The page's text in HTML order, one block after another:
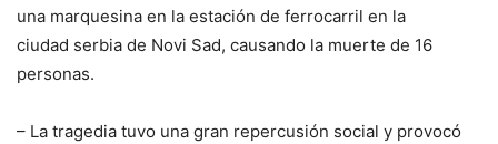
una marquesina en la estación de ferrocarril en la
ciudad serbia de Novi Sad, causando la muerte de 16
personas.
– La tragedia tuvo una gran repercusión social y provocó